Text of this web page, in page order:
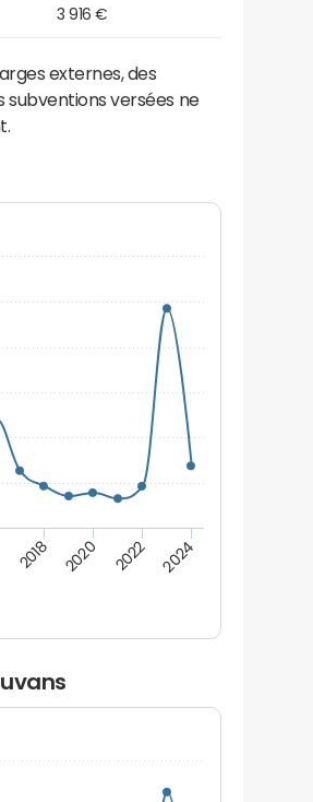
3 916 €
externes, des
subventions versées ne
2018 2020 2022 2024